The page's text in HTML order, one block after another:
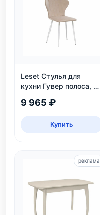
Leset Стулья для
кухни Гувер полоса, 2
9 965 ₽
Купить
реклама